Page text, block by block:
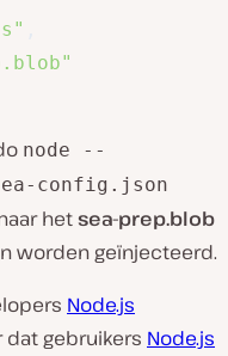
node --
config.json
hetsea-prep.blob
worden geïnjecteerd.
Node.js
gebruikers Node.js